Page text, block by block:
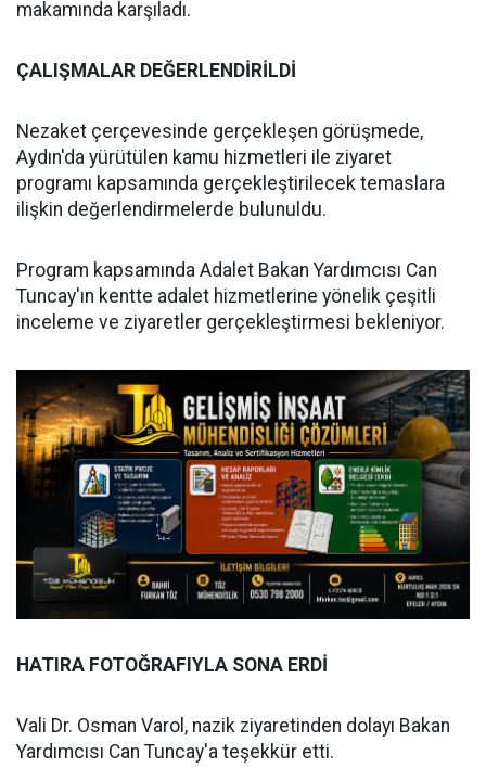
makamında karşıladı.
ÇALIŞMALAR DEĞERLENDİRİLDİ
Nezaket çerçevesinde gerçekleşen görüşmede,
Aydın'da yürütülen kamu hizmetleri ile ziyaret
programı kapsamında gerçekleştirilecek temaslara
ilişkin değerlendirmelerde bulunuldu.
Program kapsamında Adalet Bakan Yardımcısı Can
Tuncay'ın kentte adalet hizmetlerine yönelik çeşitli
inceleme ve ziyaretler gerçekleştirmesi bekleniyor.
HATIRA FOTOĞRAFIYLA SONA ERDİ
Vali Dr. Osman Varol, nazik ziyaretinden dolayı Bakan
Yardımcısı Can Tuncay'a teşekkür etti.